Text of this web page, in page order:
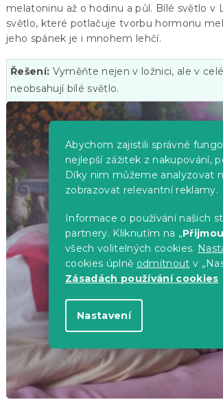
Abychom zajistili správné
nejlepší zážitek z nakupování,
Díky nim můžeme analyzovat
zobrazovat relevantní reklamy.
Informace o používání našich
partnery. Kliknutím na „
všech volitelných cookies.
cookies úplně odmítnout v
Zásadách používání cookies
Nastavení
melatoninu až o hodinu a půl. Bílé světlo
světlo, které potlačuje tvorbu hormonu
jeho spánek je i mnohem lehčí.
Řešení: Vyměňte nejen v ložnici, ale v
neobsahují bílé světlo.